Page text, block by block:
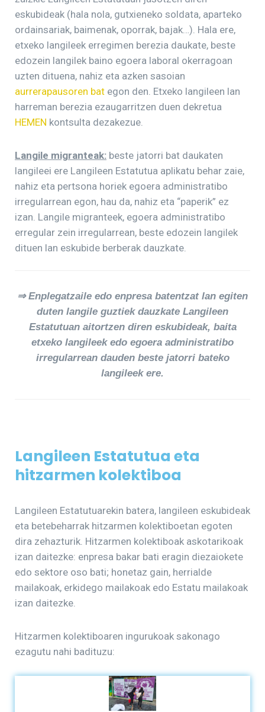
eskubideak (hala nola, gutxieneko soldata, aparteko
ordainsariak, baimenak, oporrak, bajak…). Hala ere,
etxeko langileek erregimen berezia daukate, beste
edozein langilek baino egoera laboral okerragoan
uzten dituena, nahiz eta azken sasoian
aurrerapausoren bat egon den. Etxeko langileen lan
harreman berezia ezaugarritzen duen dekretua
HEMEN kontsulta dezakezue.
Langile migranteak: beste jatorri bat daukaten
langileei ere Langileen Estatutua aplikatu behar zaie,
nahiz eta pertsona horiek egoera administratibo
irregularrean egon, hau da, nahiz eta “paperik” ez
izan. Langile migranteek, egoera administratibo
erregular zein irregularrean, beste edozein langilek
dituen lan eskubide berberak dauzkate.
⇒ Enplegatzaile edo enpresa batentzat lan egiten
duten langile guztiek dauzkate Langileen
Estatutuan aitortzen diren eskubideak, baita
etxeko langileek edo egoera administratibo
irregularrean dauden beste jatorri bateko
langileek ere.
Langileen Estatutua eta
hitzarmen kolektiboa
Langileen Estatutuarekin batera, langileen eskubideak
eta betebeharrak hitzarmen kolektiboetan egoten
dira zehazturik. Hitzarmen kolektiboak askotarikoak
izan daitezke: enpresa bakar bati eragin diezaiokete
edo sektore oso bati; honetaz gain, herrialde
mailakoak, erkidego mailakoak edo Estatu mailakoak
izan daitezke.
Hitzarmen kolektiboaren ingurukoak sakonago
ezagutu nahi badituzu: